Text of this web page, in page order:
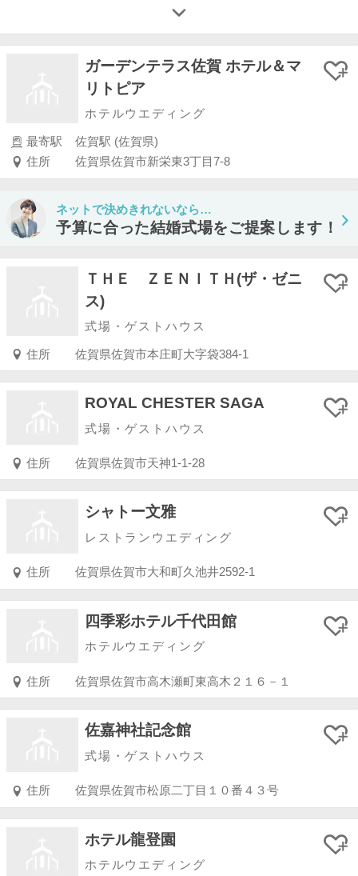
ガーデンテラス佐賀 ホテル＆マ
リトピア
ホテルウエディング
最寄駅
佐賀駅 (佐賀県)
住所
佐賀県佐賀市新栄東3丁目7-8
ネットで決めきれないなら…
予算に合った結婚式場をご提案します！
ＴＨＥ ＺＥＮＩＴＨ(ザ・ゼニ
ス)
式場・ゲストハウス
住所 佐賀県佐賀市本庄町大字袋384-1
ROYAL CHESTER SAGA
式場・ゲストハウス
住所 佐賀県佐賀市天神1-1-28
シャトー文雅
レストランウエディング
住所 佐賀県佐賀市大和町久池井2592-1
四季彩ホテル千代田館
ホテルウエディング
住所 佐賀県佐賀市高木瀬町東高木２１６－１
佐嘉神社記念館
式場・ゲストハウス
住所 佐賀県佐賀市松原二丁目１０番４３号
ホテル龍登園
ホテルウエディング